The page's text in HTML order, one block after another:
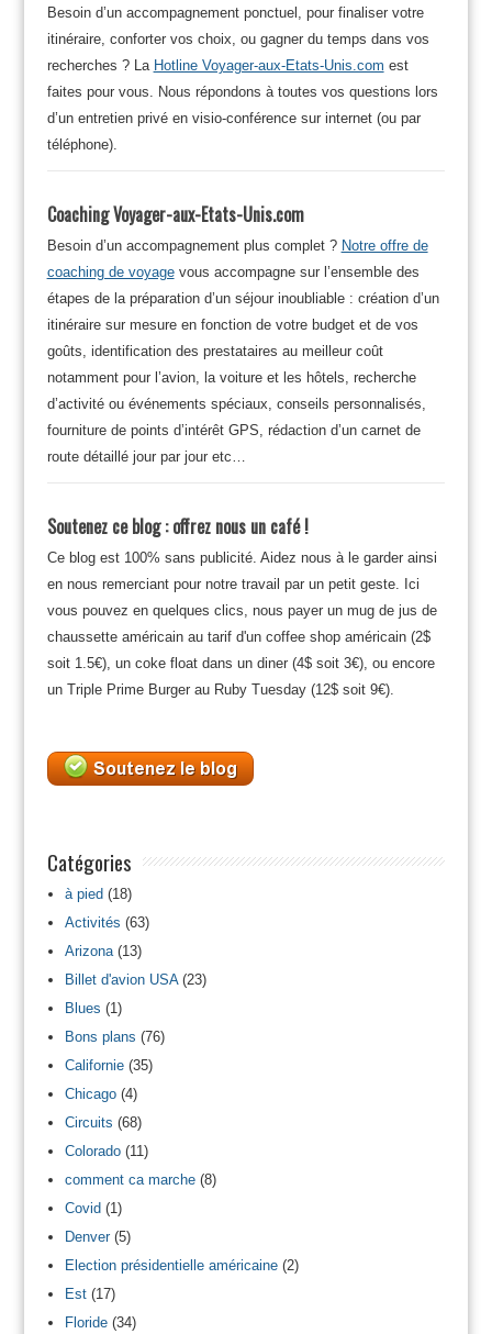
Besoin d’un accompagnement ponctuel, pour finaliser votre
itinéraire, conforter vos choix, ou gagner du temps dans vos
recherches ? La Hotline Voyager-aux-Etats-Unis.com est
faites pour vous. Nous répondons à toutes vos questions lors
d’un entretien privé en visio-conférence sur internet (ou par
téléphone).
Coaching Voyager-aux-Etats-Unis.com
Besoin d’un accompagnement plus complet ? Notre offre de
coaching de voyagevous accompagne sur l’ensemble des
étapes de la préparation d’un séjour inoubliable : création d’un
itinéraire sur mesure en fonction de votre budget et de vos
goûts, identification des prestataires au meilleur coût
notamment pour l’avion, la voiture et les hôtels, recherche
d’activité ou événements spéciaux, conseils personnalisés,
fourniture de points d’intérêt GPS, rédaction d’un carnet de
route détaillé jour par jour etc…
Soutenez ce blog : offrez nous un café !
Ce blog est 100% sans publicité. Aidez nous à le garder ainsi
en nous remerciant pour notre travail par un petit geste. Ici
vous pouvez en quelques clics, nous payer un mug de jus de
chaussette américain au tarif d'un coffee shop américain (2$
soit 1.5€), un coke float dans un diner (4$ soit 3€), ou encore
un Triple Prime Burger au Ruby Tuesday (12$ soit 9€).
Catégories
à pied(18)
Activités (63)
Arizona(13)
Billet d'avion USA(23)
Blues (1)
Bons plans (76)
Californie(35)
Chicago(4)
Circuits (68)
Colorado(11)
comment ca marche(8)
Covid(1)
Denver(5)
Election présidentielle américaine(2)
Est(17)
Floride(34)